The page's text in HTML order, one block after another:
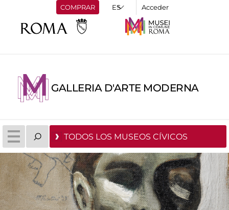
COMPRAR Acceder
GALLERIA D'ARTE MODERNA
TODOS LOS MUSEOS CÍVICOS